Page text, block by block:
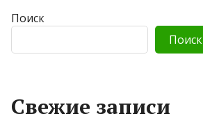
Поиск
Поиск
Свежие записи